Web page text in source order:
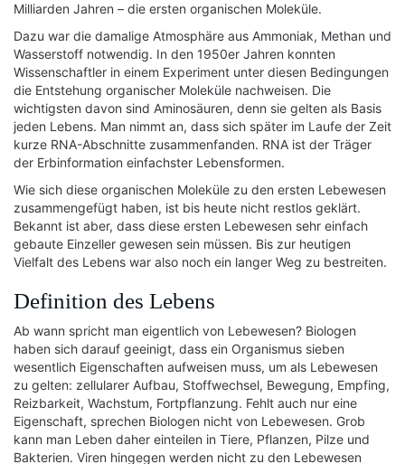
Milliarden Jahren – die ersten organischen Moleküle.
Dazu war die damalige Atmosphäre aus Ammoniak, Methan und
Wasserstoff notwendig. In den 1950er Jahren konnten
Wissenschaftler in einem Experiment unter diesen Bedingungen
die Entstehung organischer Moleküle nachweisen. Die
wichtigsten davon sind Aminosäuren, denn sie gelten als Basis
jeden Lebens. Man nimmt an, dass sich später im Laufe der Zeit
kurze RNA-Abschnitte zusammenfanden. RNA ist der Träger
der Erbinformation einfachster Lebensformen.
Wie sich diese organischen Moleküle zu den ersten Lebewesen
zusammengefügt haben, ist bis heute nicht restlos geklärt.
Bekannt ist aber, dass diese ersten Lebewesen sehr einfach
gebaute Einzeller gewesen sein müssen. Bis zur heutigen
Vielfalt des Lebens war also noch ein langer Weg zu bestreiten.
Definition des Lebens
Ab wann spricht man eigentlich von Lebewesen? Biologen
haben sich darauf geeinigt, dass ein Organismus sieben
wesentlich Eigenschaften aufweisen muss, um als Lebewesen
zu gelten: zellularer Aufbau, Stoffwechsel, Bewegung, Empfing,
Reizbarkeit, Wachstum, Fortpflanzung. Fehlt auch nur eine
Eigenschaft, sprechen Biologen nicht von Lebewesen. Grob
kann man Leben daher einteilen in Tiere, Pflanzen, Pilze und
Bakterien. Viren hingegen werden nicht zu den Lebewesen